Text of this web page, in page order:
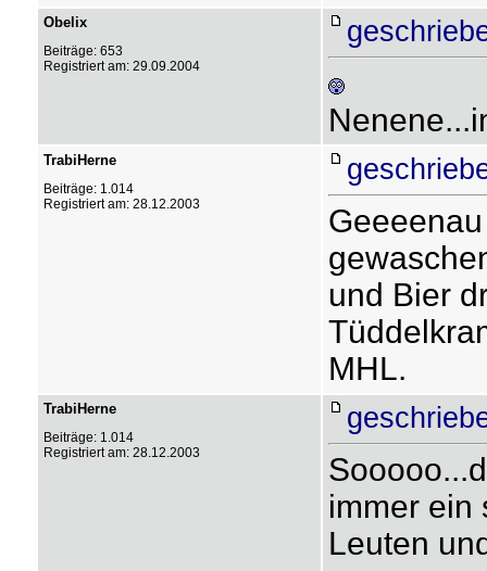
Obelix
Beiträge: 653
Registriert am: 29.09.2004
TrabiHerne
Beiträge: 1.014
Registriert am: 28.12.2003
und Bier
MHL.
TrabiHerne
Beiträge: 1.014
Registriert am: 28.12.2003
immer ein
Leuten